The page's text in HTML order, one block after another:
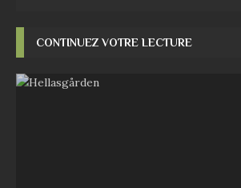
CONTINUEZ VOTRE LECTURE